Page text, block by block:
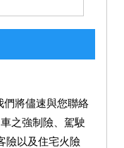
們將儘速與您聯絡
之強制險、駕駛
險以及住宅火險